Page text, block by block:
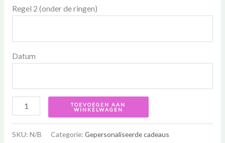
Regel 2 (onder de ringen)
Datum
TOEVOEGEN AAN
WINKELWAGEN
SKU: N/B Categorie: Gepersonaliseerde cadeaus